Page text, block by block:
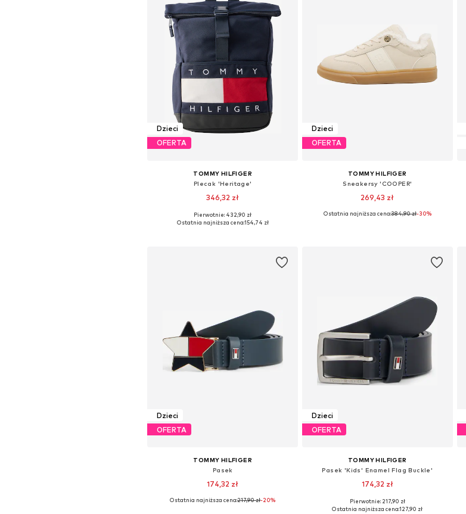
Dzieci
OFERTA
TOMMY HILFIGER
Plecak 'Heritage'
346,32 zł
Dostępne rozmiary: One Size
Pierwotnie: 432,90 zł
Ostatnia najniższa cena:154,74 zł
Dzieci
OFERTA
TOMMY HILFIGER
Sneakersy 'COOPER'
269,43 zł
Dostępne w różnych rozmiarach
Ostatnia najniższa cena:384,90 zł-30%
Dzieci
OFERTA
TOMMY HILFIGER
Pasek
174,32 zł
Dostępne rozmiary: 110-146, 146-172
Ostatnia najniższa cena:217,90 zł-20%
Dzieci
OFERTA
TOMMY HILFIGER
Pasek 'Kids' Enamel Flag Buckle'
174,32 zł
Dostępne rozmiary: 110-146, 146-172
Pierwotnie: 217,90 zł
Ostatnia najniższa cena:127,90 zł